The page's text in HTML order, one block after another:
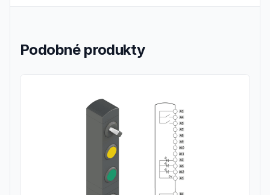
Podobné produkty